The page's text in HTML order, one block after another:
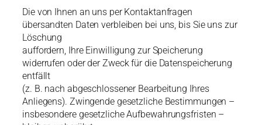
Die von Ihnen an uns per Kontaktanfragen
übersandten Daten verbleiben bei uns, bis Sie uns zur
Löschung
auffordern, Ihre Einwilligung zur Speicherung
widerrufen oder der Zweck für die Datenspeicherung
entfällt
(z. B. nach abgeschlossener Bearbeitung Ihres
Anliegens). Zwingende gesetzliche Bestimmungen –
insbesondere gesetzliche Aufbewahrungsfristen –